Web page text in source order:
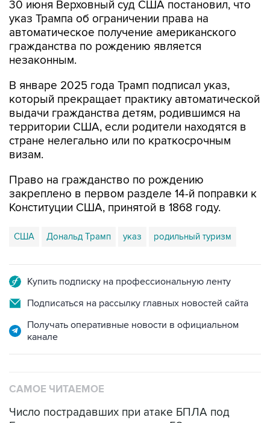
30 июня Верховный суд США постановил, что
указ Трампа об ограничении права на
автоматическое получение американского
гражданства по рождению является
незаконным.
В январе 2025 года Трамп подписал указ,
который прекращает практику автоматической
выдачи гражданства детям, родившимся на
территории США, если родители находятся в
стране нелегально или по краткосрочным
визам.
Право на гражданство по рождению
закреплено в первом разделе 14-й поправки к
Конституции США, принятой в 1868 году.
США Дональд Трамп указ родильный туризм
Купить подписку на профессиональную ленту
Подписаться на рассылку главных новостей сайта
Получать оперативные новости в официальном
канале
САМОЕ ЧИТАЕМОЕ
Число пострадавших при атаке БПЛА под